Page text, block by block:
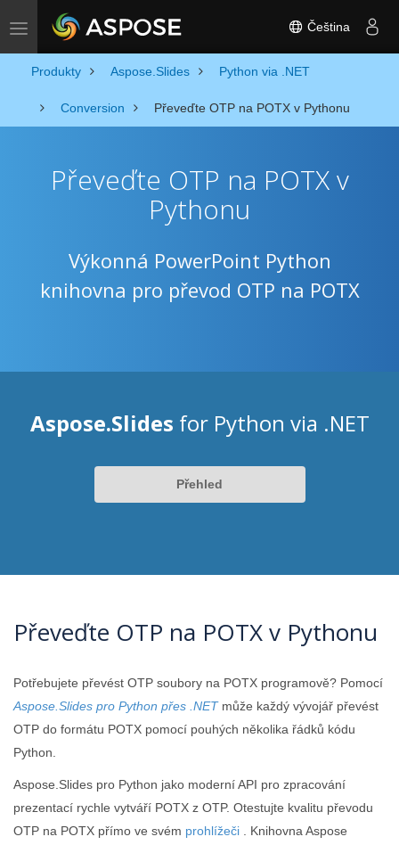
Toggle navigation Čeština
Produkty Aspose.Slides Python via .NET
Conversion Převeďte OTP na POTX v Pythonu
Převeďte OTP na POTX v
Pythonu
Výkonná PowerPoint Python
knihovna pro převod OTP na POTX
Aspose.Slides for Python via .NET
Přehled
Převeďte OTP na POTX v Pythonu
Potřebujete převést OTP soubory na POTX programově? Pomocí
Aspose.Slides pro Python přes .NETmůže každý vývojář převést
OTP do formátu POTX pomocí pouhých několika řádků kódu
Python.
Aspose.Slides pro Python jako moderní API pro zpracování
prezentací rychle vytváří POTX z OTP. Otestujte kvalitu převodu
OTP na POTX přímo ve svém prohlížeči . Knihovna Aspose